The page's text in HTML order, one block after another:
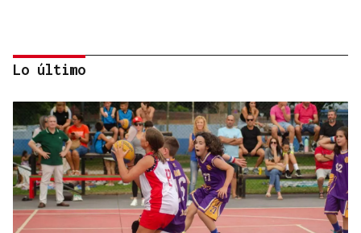
DISTRIBUIDORA FAMILIAR
Lo último